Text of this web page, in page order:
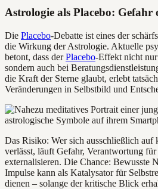
Astrologie als Placebo: Gefahr
Die Placebo-Debatte ist eines der
die Wirkung der Astrologie. Aktuelle
betont, dass derPlacebo-Effekt nicht
sondern auch bei
die Kraft der Sterne glaubt, erlebt
Veränderungen in Selbstbild und
Das Risiko: Wer sich ausschließlich auf
verlässt, läuft Gefahr, Verantwortung für
externalisieren. Die Chance: Bewusste
Impulse kann als Katalysator für
dienen – solange der kritische Blick